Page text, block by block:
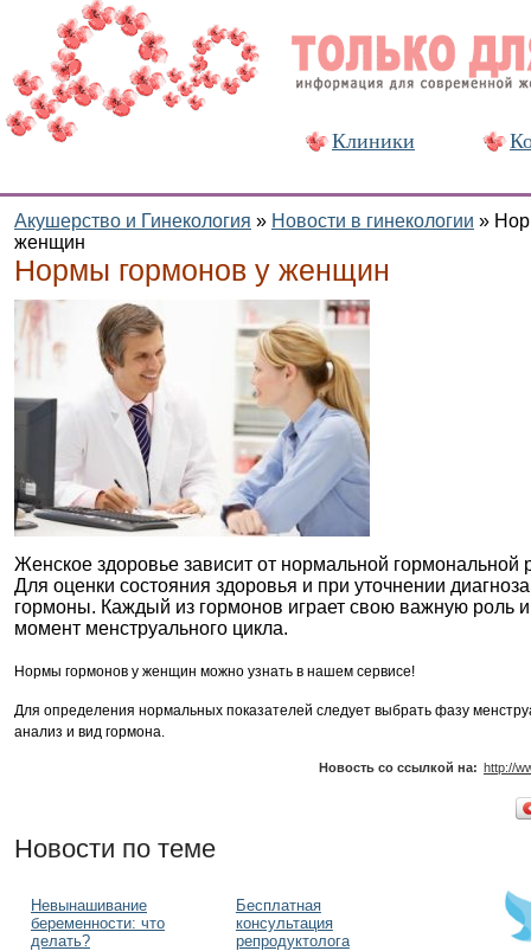
Клиники
Акушерство и Гинекология » Новости в гинекологии »
женщин
Нормы гормонов у женщин
Женское здоровье зависит от нормальной гормональной
Для оценки состояния здоровья и при уточнении
гормоны. Каждый из гормонов играет свою важную роль
момент менструального цикла.
Нормы гормонов у женщин можно узнать в нашем сервисе!
Для определения нормальных показателей следует выбрать фазу
анализ и вид гормона.
Новость со ссылкой на: http://
Новости по теме
Невынашивание
беременности: что
делать?
Бесплатная
консультация
репродуктолога